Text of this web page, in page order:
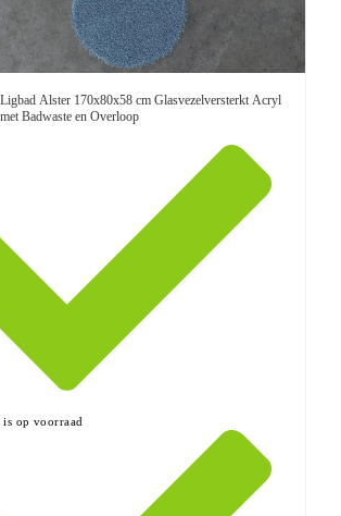
Alster 170x80x58 cm Glasvezelversterkt Acryl
Badwaste en Overloop
op voorraad